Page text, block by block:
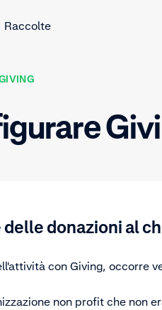
Raccolte
donazioni al
con Giving, occorre
non profit che non